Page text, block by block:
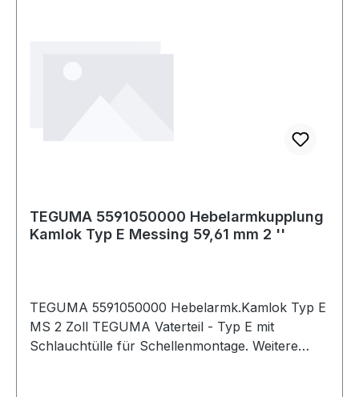
TEGUMA 5591050000 Hebelarmkupplung
Kamlok Typ E Messing 59,61 mm 2 ''
TEGUMA 5591050000 Hebelarmk.Kamlok Typ E
MS 2 Zoll TEGUMA Vaterteil - Typ E mit
Schlauchtülle für Schellenmontage. Weitere